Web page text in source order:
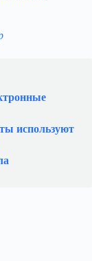
используют